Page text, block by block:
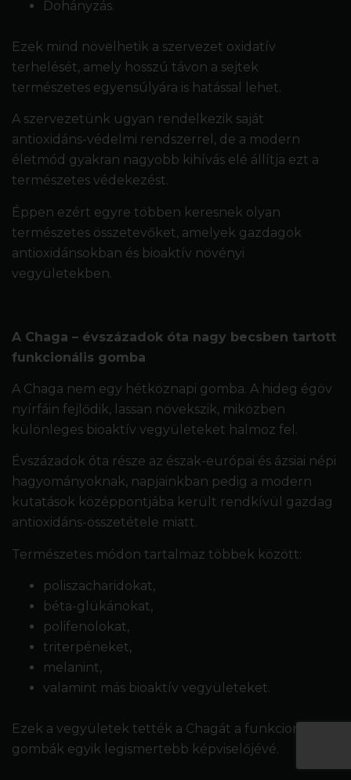
Dohányzás.
Ezek mind növelhetik a szervezet oxidatív
terhelését, amely hosszú távon a sejtek
természetes egyensúlyára is hatással lehet.
A szervezetünk ugyan rendelkezik saját
antioxidáns-védelmi rendszerrel, de a modern
életmód gyakran nagyobb kihívás elé állítja ezt a
természetes védekezést.
Éppen ezért egyre többen keresnek olyan
természetes összetevőket, amelyek gazdagok
antioxidánsokban és bioaktív növényi
vegyületekben.
A Chaga – évszázadok óta nagy becsben tartott
funkcionális gomba
A Chaga nem egy hétköznapi gomba. A hideg égöv
nyírfáin fejlődik, lassan növekszik, miközben
különleges bioaktív vegyületeket halmoz fel.
Évszázadok óta része az észak-európai és ázsiai népi
hagyományoknak, napjainkban pedig a modern
kutatások középpontjába került rendkívül gazdag
antioxidáns-összetétele miatt.
Természetes módon tartalmaz többek között:
poliszacharidokat,
béta-glükánokat,
polifenolokat,
triterpéneket,
melanint,
valamint más bioaktív vegyületeket.
Ezek a vegyületek tették a Chagát a funkcionális
gombák egyik legismertebb képviselőjévé.